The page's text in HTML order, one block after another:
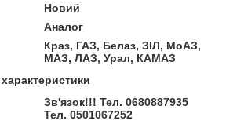
Новий
Аналог
Краз, ГАЗ, Белаз, ЗІЛ, МоАЗ,
МАЗ, ЛАЗ, Урал, КАМАЗ
Зв'язок!!! Тел. 0680887935
Тел. 0501067252